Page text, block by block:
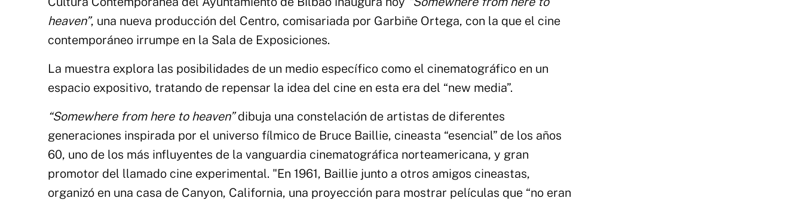
heaven”, una nueva producción del Centro, comisariada por Garbiñe Ortega, con la que el cine
contemporáneo irrumpe en la Sala de Exposiciones.
La muestra explora las posibilidades de un medio específico como el cinematográfico en un
espacio expositivo, tratando de repensar la idea del cine en esta era del “new media”.
“Somewhere from here to heaven”dibuja una constelación de artistas de diferentes
generaciones inspirada por el universo fílmico de Bruce Baillie, cineasta “esencial” de los años
60, uno de los más influyentes de la vanguardia cinematográfica norteamericana, y gran
promotor del llamado cine experimental. "En 1961, Baillie junto a otros amigos cineastas,
organizó en una casa de Canyon, California, una proyección para mostrar películas que “no eran